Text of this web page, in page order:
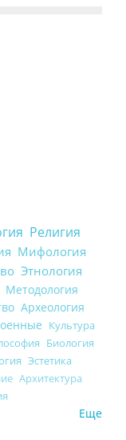
Религия
Мифология
Этнология
Методология
Археология
Культура
Биология
Эстетика
Архитектура
Еще